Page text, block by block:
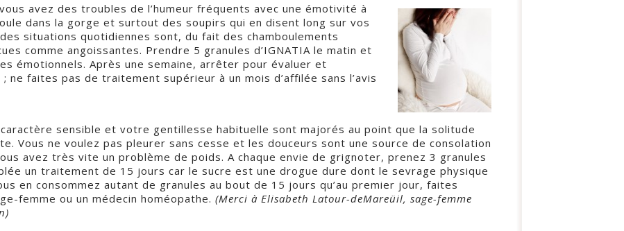
avez des troubles de l’humeur fréquents avec une émotivité à
dans la gorge et surtout des soupirs qui en disent long sur vos
situations quotidiennes sont, du fait des chamboulements
comme angoissantes. Prendre 5 granules d’IGNATIA le matin et
émotionnels. Après une semaine, arrêter pour évaluer et
ne faites pas de traitement supérieur à un mois d’affilée sans l’avis
sensible et votre gentillesse habituelle sont majorés au point que la solitude
Vous ne voulez pas pleurer sans cesse et les douceurs sont une source de consolation
avez très vite un problème de poids. A chaque envie de grignoter, prenez 3 granules
un traitement de 15 jours car le sucre est une drogue dure dont le sevrage physique
en consommez autant de granules au bout de 15 jours qu’au premier jour, faites
femme ou un médecin homéopathe. (Merci à Elisabeth Latour-deMareüil, sage-femme